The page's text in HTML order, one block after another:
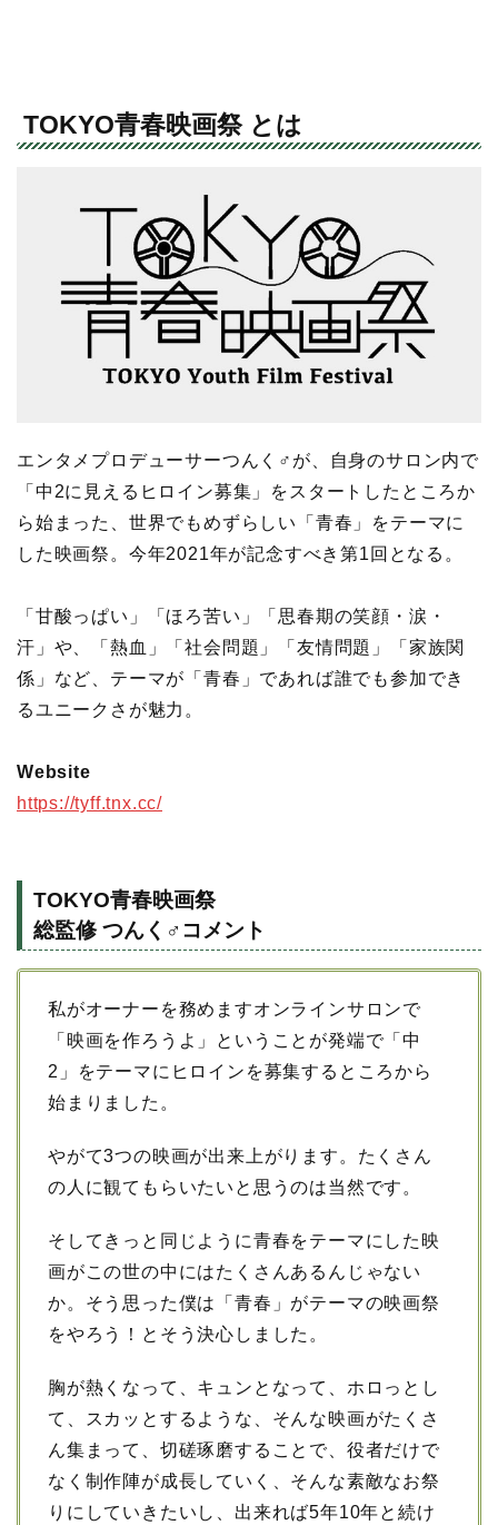
TOKYO青春映画祭 とは
エンタメプロデューサーつんく♂が、自身のサロン内で
「中2に見えるヒロイン募集」をスタートしたところか
ら始まった、世界でもめずらしい「青春」をテーマに
した映画祭。今年2021年が記念すべき第1回となる。
「甘酸っぱい」「ほろ苦い」「思春期の笑顔・涙・
汗」や、「熱血」「社会問題」「友情問題」「家族関
係」など、テーマが「青春」であれば誰でも参加でき
るユニークさが魅力。
Website
https://tyff.tnx.cc/
TOKYO青春映画祭
総監修 つんく♂コメント
私がオーナーを務めますオンラインサロンで
「映画を作ろうよ」ということが発端で「中
2」をテーマにヒロインを募集するところから
始まりました。
やがて3つの映画が出来上がります。たくさん
の人に観てもらいたいと思うのは当然です。
そしてきっと同じように青春をテーマにした映
画がこの世の中にはたくさんあるんじゃない
か。そう思った僕は「青春」がテーマの映画祭
をやろう！とそう決心しました。
胸が熱くなって、キュンとなって、ホロっとし
て、スカッとするような、そんな映画がたくさ
ん集まって、切磋琢磨することで、役者だけで
なく制作陣が成長していく、そんな素敵なお祭
りにしていきたいし、出来れば5年10年と続け